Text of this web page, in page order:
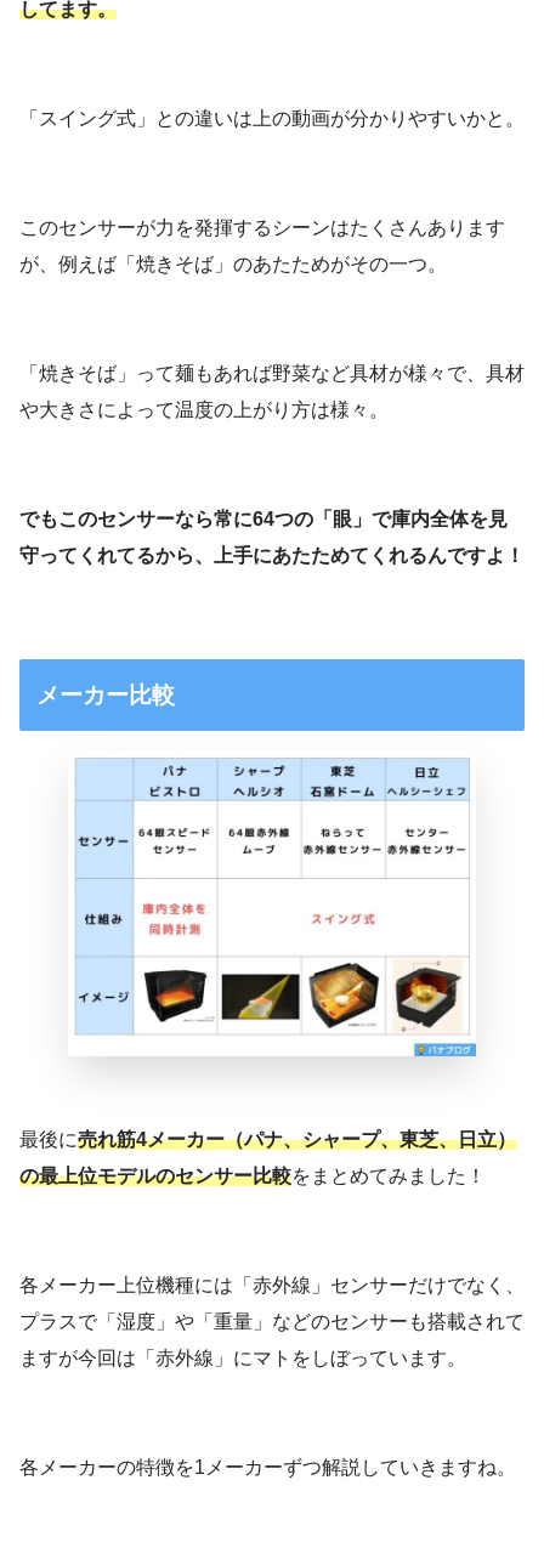
してます。
「スイング式」との違いは上の動画が分かりやすいかと。
このセンサーが力を発揮するシーンはたくさんあります
が、例えば「焼きそば」のあたためがその一つ。
「焼きそば」って麺もあれば野菜など具材が様々で、具材
や大きさによって温度の上がり方は様々。
でもこのセンサーなら常に64つの「眼」で庫内全体を見
守ってくれてるから、上手にあたためてくれるんですよ！
メーカー比較
最後に売れ筋4メーカー（パナ、シャープ、東芝、日立）
の最上位モデルのセンサー比較をまとめてみました！
各メーカー上位機種には「赤外線」センサーだけでなく、
プラスで「湿度」や「重量」などのセンサーも搭載されて
ますが今回は「赤外線」にマトをしぼっています。
各メーカーの特徴を1メーカーずつ解説していきますね。